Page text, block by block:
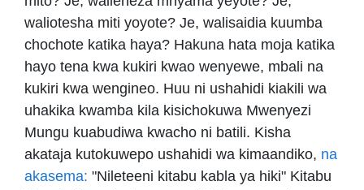
waliotesha miti yoyote? Je, walisaidia kuumba
chochote katika haya? Hakuna hata moja katika
hayo tena kwa kukiri kwao wenyewe, mbali na
kukiri kwa wengineo. Huu ni ushahidi kiakili wa
uhakika kwamba kila kisichokuwa Mwenyezi
Mungu kuabudiwa kwacho ni batili. Kisha
akataja kutokuwepo ushahidi wa kimaandiko, na
akasema: "Nileteeni kitabu kabla ya hiki" Kitabu